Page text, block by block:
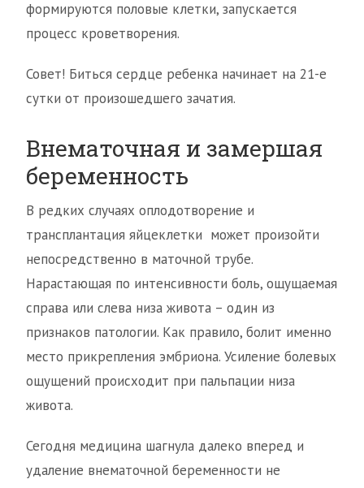
формируются половые клетки, запускается
процесс кроветворения.
Совет! Биться сердце ребенка начинает на 21-е
сутки от произошедшего зачатия.
Внематочная и замершая
беременность
В редких случаях оплодотворение и
трансплантация яйцеклетки может произойти
непосредственно в маточной трубе.
Нарастающая по интенсивности боль, ощущаемая
справа или слева низа живота – один из
признаков патологии. Как правило, болит именно
место прикрепления эмбриона. Усиление болевых
ощущений происходит при пальпации низа
живота.
Сегодня медицина шагнула далеко вперед и
удаление внематочной беременности не